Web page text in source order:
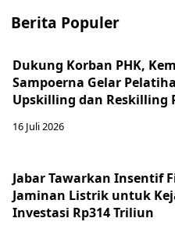
Berita Populer
Dukung Korban PHK,
Sampoerna Gelar
Upskilling dan Reskilling
16 Juli 2026
Jabar Tawarkan Insentif
Jaminan Listrik untuk
Investasi Rp314 Triliun